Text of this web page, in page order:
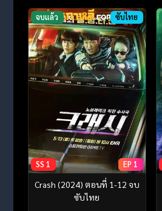
จบแล้ว ซับไทย
SS 1 EP 1
Crash (2024) ตอนที่ 1-12 จบ
ซับไทย